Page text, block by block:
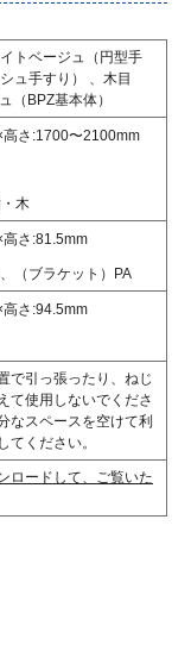
トベージュ（円型手
ュ手すり） 、木目
（BPZ基本体）
さ:1700〜2100mm
木
さ:81.5mm
（ブラケット）PA
さ:94.5mm
で引っ張ったり、ねじ
て使用しないでくださ
なスペースを空けて利
てください。
ロードして、ご覧いた